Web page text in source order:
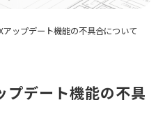
アップデート機能の不具合について
プデート機能の不具